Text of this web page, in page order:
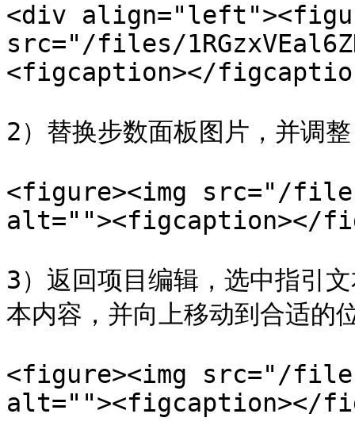
<div
src="/files/
<figcaption></
2）替换步数面板图片，并调
<figure><img src="/files/
alt=""><figcaption></
3）返回项目编辑，选中指
本内容，并向上移动到合适的
<figure><img src="/
alt=""><figcaption></